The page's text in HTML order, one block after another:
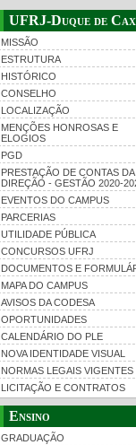
UFRJ-Duque de
MISSÃO
ESTRUTURA
HISTÓRICO
CONSELHO
LOCALIZAÇÃO
MENÇÕES HONROSAS E
ELOGIOS
PGD
PRESTAÇÃO DE CONTAS DA
DIREÇÃO - GESTÃO 2020-
EVENTOS DO CAMPUS
PARCERIAS
UTILIDADE PÚBLICA
CONCURSOS UFRJ
DOCUMENTOS E
MAPA DO CAMPUS
AVISOS DA CODESA
OPORTUNIDADES
CALENDÁRIO DO PLE
NOVA IDENTIDADE VISUAL
NORMAS LEGAIS VIGENTES
LICITAÇÃO E CONTRATOS
Ensino
GRADUAÇÃO
UFRJ 100 anos